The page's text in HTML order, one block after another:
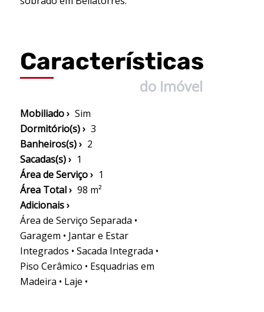
Características
do Imóvel
Mobiliado › Sim
Dormitório(s) › 3
Banheiros(s) › 2
Sacadas(s) › 1
Área de Serviço › 1
Área Total › 98 m²
Adicionais ›
Área de Serviço Separada •
Garagem • Jantar e Estar
Integrados • Sacada Integrada •
Piso Cerâmico • Esquadrias em
Madeira • Laje •